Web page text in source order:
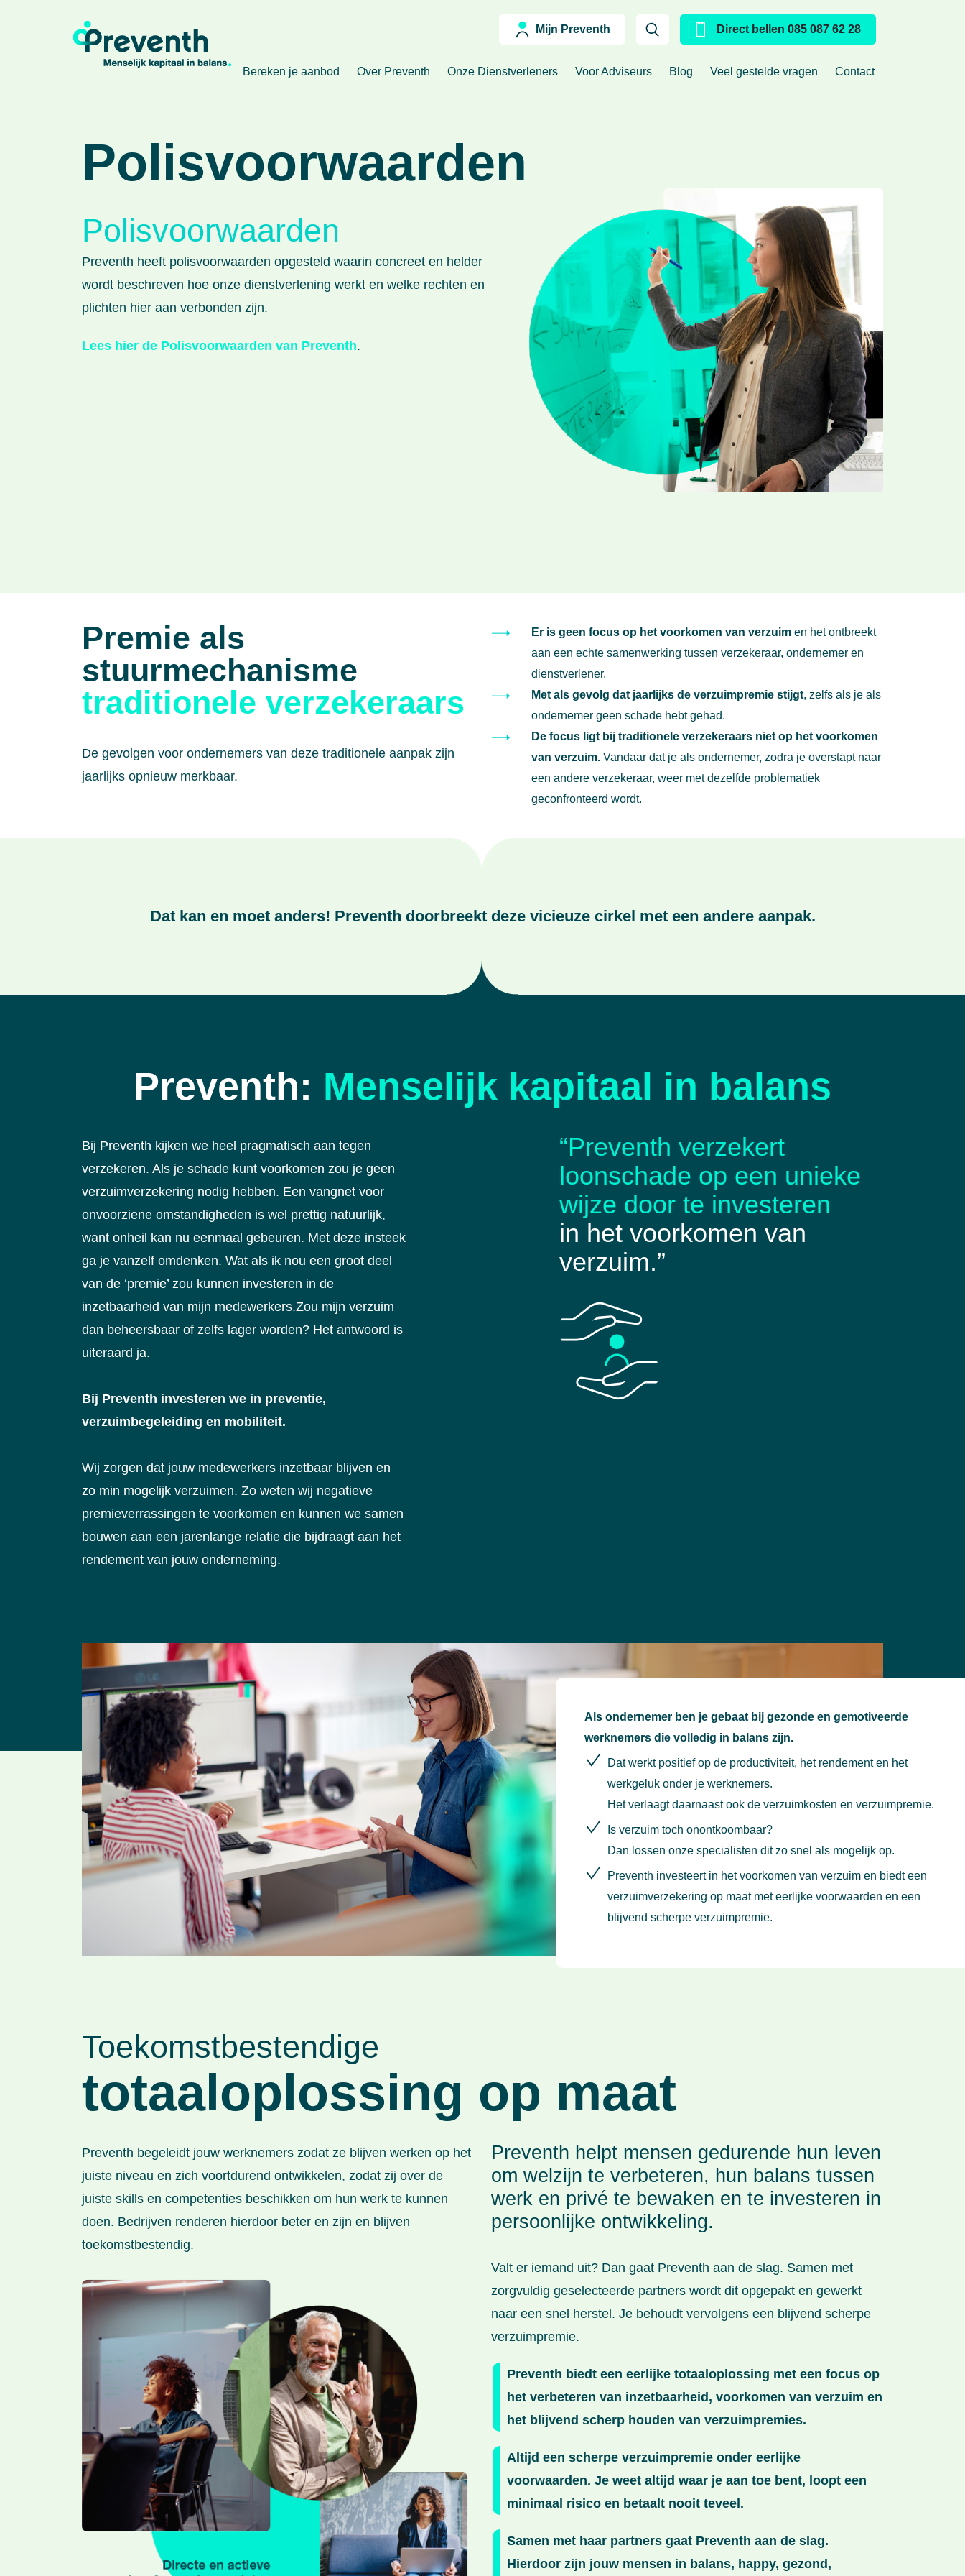
Mijn Preventh Direct bellen 085 087 62 28
Bereken je aanbod Over Preventh Onze Dienstverleners Voor Adviseurs Blog Veel gestelde vragen Contact
Polisvoorwaarden
Polisvoorwaarden
Preventh heeft polisvoorwaarden opgesteld waarin concreet en helder
wordt beschreven hoe onze dienstverlening werkt en welke rechten en
plichten hier aan verbonden zijn.
Lees hier de Polisvoorwaarden van Preventh.
Premie als
stuurmechanisme
traditionele verzekeraars
De gevolgen voor ondernemers van deze traditionele aanpak zijn
jaarlijks opnieuw merkbaar.
Er is geen focus op het voorkomen van verzuim en het ontbreekt
aan een echte samenwerking tussen verzekeraar, ondernemer en
dienstverlener.
Met als gevolg dat jaarlijks de verzuimpremie stijgt, zelfs als je als
ondernemer geen schade hebt gehad.
De focus ligt bij traditionele verzekeraars niet op het voorkomen
van verzuim. Vandaar dat je als ondernemer, zodra je overstapt naar
een andere verzekeraar, weer met dezelfde problematiek
geconfronteerd wordt.
Dat kan en moet anders! Preventh doorbreekt deze vicieuze cirkel met een andere aanpak.
Preventh: Menselijk kapitaal in balans
Bij Preventh kijken we heel pragmatisch aan tegen
verzekeren. Als je schade kunt voorkomen zou je geen
verzuimverzekering nodig hebben. Een vangnet voor
onvoorziene omstandigheden is wel prettig natuurlijk,
want onheil kan nu eenmaal gebeuren. Met deze insteek
ga je vanzelf omdenken. Wat als ik nou een groot deel
van de ‘premie’ zou kunnen investeren in de
inzetbaarheid van mijn medewerkers.Zou mijn verzuim
dan beheersbaar of zelfs lager worden? Het antwoord is
uiteraard ja.
Bij Preventh investeren we in preventie,
verzuimbegeleiding en mobiliteit.
Wij zorgen dat jouw medewerkers inzetbaar blijven en
zo min mogelijk verzuimen. Zo weten wij negatieve
premieverrassingen te voorkomen en kunnen we samen
bouwen aan een jarenlange relatie die bijdraagt aan het
rendement van jouw onderneming.
“Preventh verzekert
loonschade op een unieke
wijze door te investeren
in het voorkomen van
verzuim.”
Als ondernemer ben je gebaat bij gezonde en gemotiveerde
werknemers die volledig in balans zijn.
Dat werkt positief op de productiviteit, het rendement en het
werkgeluk onder je werknemers.
Het verlaagt daarnaast ook de verzuimkosten en verzuimpremie.
Is verzuim toch onontkoombaar?
Dan lossen onze specialisten dit zo snel als mogelijk op.
Preventh investeert in het voorkomen van verzuim en biedt een
verzuimverzekering op maat met eerlijke voorwaarden en een
blijvend scherpe verzuimpremie.
Toekomstbestendige
totaaloplossing op maat
Preventh begeleidt jouw werknemers zodat ze blijven werken op het
juiste niveau en zich voortdurend ontwikkelen, zodat zij over de
juiste skills en competenties beschikken om hun werk te kunnen
doen. Bedrijven renderen hierdoor beter en zijn en blijven
toekomstbestendig.
Preventh helpt mensen gedurende hun leven
om welzijn te verbeteren, hun balans tussen
werk en privé te bewaken en te investeren in
persoonlijke ontwikkeling.
Valt er iemand uit? Dan gaat Preventh aan de slag. Samen met
zorgvuldig geselecteerde partners wordt dit opgepakt en gewerkt
naar een snel herstel. Je behoudt vervolgens een blijvend scherpe
verzuimpremie.
Preventh biedt een eerlijke totaaloplossing met een focus op
het verbeteren van inzetbaarheid, voorkomen van verzuim en
het blijvend scherp houden van verzuimpremies.
Altijd een scherpe verzuimpremie onder eerlijke
voorwaarden. Je weet altijd waar je aan toe bent, loopt een
minimaal risico en betaalt nooit teveel.
Samen met haar partners gaat Preventh aan de slag.
Hierdoor zijn jouw mensen in balans, happy, gezond,